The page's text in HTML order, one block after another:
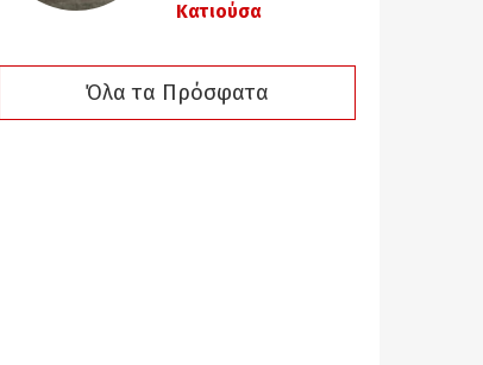
Κατιούσα
Όλα τα Πρόσφατα